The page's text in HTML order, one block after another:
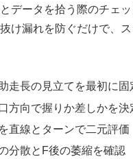
データを拾う際のチェ
け漏れを防ぐだけで、
走長の見立てを最初に固
方向で握りか差しかを決
直線とターンで二元評価
分散とF後の萎縮を確認